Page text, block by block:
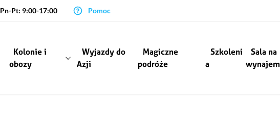
Pn-Pt: 9:00-17:00 Pomoc
Kolonie i
obozy
Wyjazdy do
Azji
Magiczne
podróże
Szkoleni
a
Sala na
wynajem